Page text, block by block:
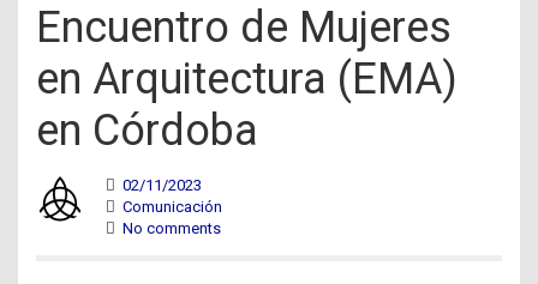
Encuentro de Mujeres
en Arquitectura (EMA)
en Córdoba
02/11/2023
Comunicación
No comments